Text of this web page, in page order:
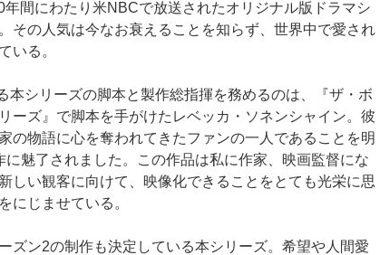
間にわたり米NBCで放送されたオリジナル版ドラマシ
その人気は今なお衰えることを知らず、世界中で愛され
いる。
シリーズの脚本と製作総指揮を務めるのは、『ザ・ボ
ーズ』で脚本を手がけたレベッカ・ソネンシャイン。彼
の物語に心を奪われてきたファンの一人であることを明
魅了されました。この作品は私に作家、映画監督にな
しい観客に向けて、映像化できることをとても光栄に思
にじませている。
ズン2の制作も決定している本シリーズ。希望や人間愛